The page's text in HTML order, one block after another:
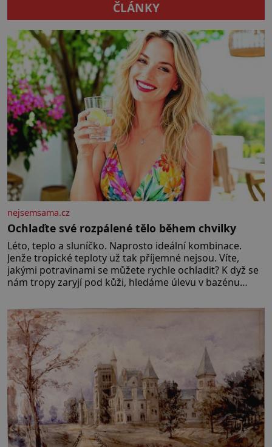
Okouzlí ho […]
kuchyňských spotřebičů.
denně, ale víme vůbec, jak a kdy
vznikly a kdo je pro svět objevil?
[…]
ČLÁNKY
nejsemsama.cz
Ochlaďte své rozpálené tělo během chvilky
Léto, teplo a sluníčko. Naprosto ideální kombinace.
Jenže tropické teploty už tak příjemné nejsou. Víte,
jakými potravinami se můžete rychle ochladit? K dyž se
nám tropy zaryjí pod kůži, hledáme úlevu v bazénu
v jejich blízkosti. Nemusíte však zoufat. Pokud budete
mít promyšlený jídelníček, žadné pařáky si na vás